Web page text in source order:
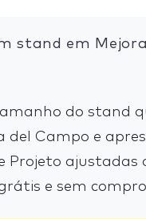
stand em
do stand
del Campo e
Projeto ajustadas
e sem